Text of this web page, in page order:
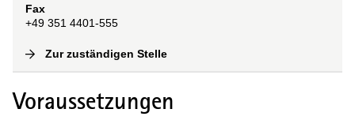
Fax
+49 351 4401-555
Zur zuständigen Stelle
Voraussetzungen